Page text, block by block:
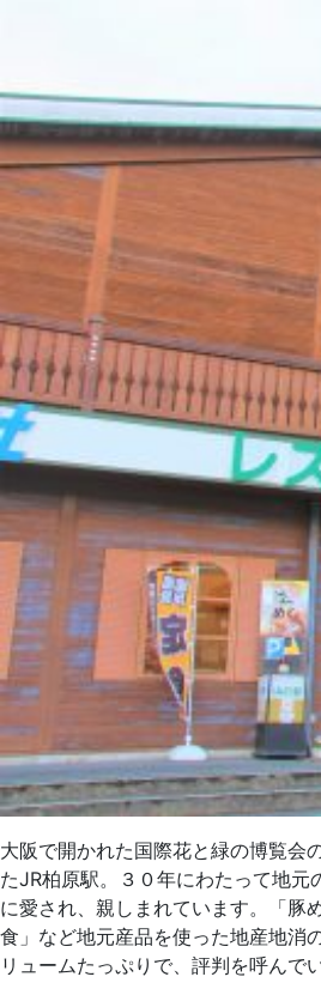
大阪で開かれた国際花と緑の博覧会
たJR柏原駅。３０年にわたって地元
に愛され、親しまれています。「豚
食」など地元産品を使った地産地消
リュームたっぷりで、評判を呼んで